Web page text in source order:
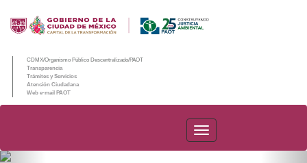
CDMX/Organismo Público Descentralizado/PAOT
Transparencia
Trámites y Servicios
Atención Ciudadana
Web e-mail PAOT
PAOT